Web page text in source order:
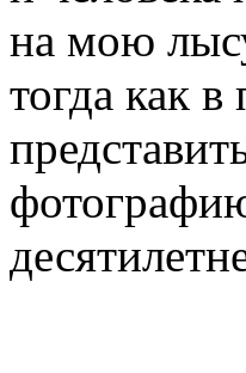
на мою
тогда как